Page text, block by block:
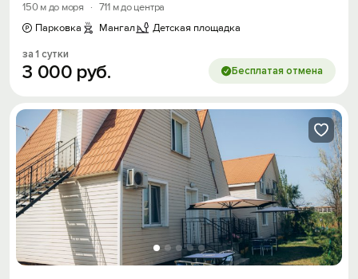
150 м до моря
· 711 м до центра
Парковка
Мангал Детская площадка
за 1 сутки
3 000 руб. Бесплатая отмена